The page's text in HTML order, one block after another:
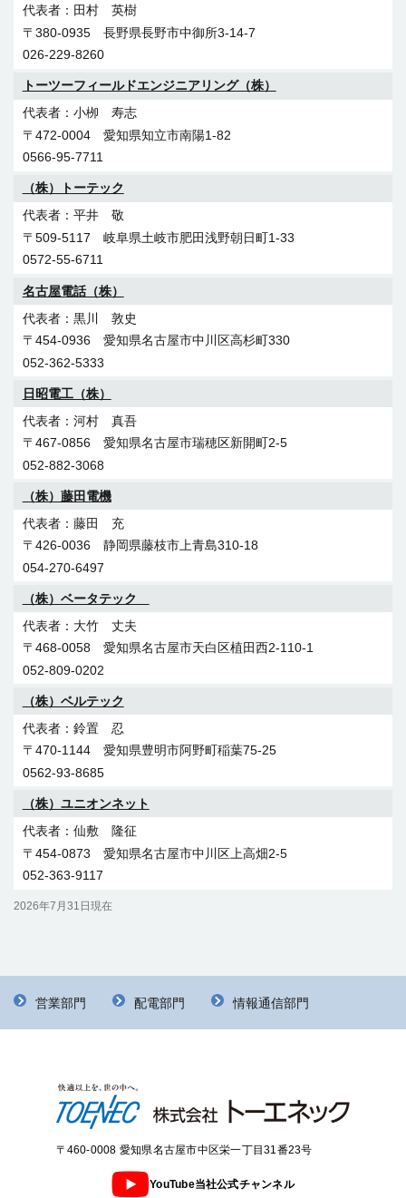
田村 英樹
〒380-0935 長野県長野市中御所3-14-7
026-229-8260
トーツーフィールドエンジニアリング（株）
小栁 寿志
〒472-0004 愛知県知立市南陽1-82
0566-95-7711
（株）トーテック
平井 敬
〒509-5117 岐阜県土岐市肥田浅野朝日町1-33
0572-55-6711
名古屋電話（株）
黒川 敦史
〒454-0936 愛知県名古屋市中川区高杉町330
052-362-5333
日昭電工（株）
河村 真吾
〒467-0856 愛知県名古屋市瑞穂区新開町2-5
052-882-3068
（株）藤田電機
藤田 充
〒426-0036 静岡県藤枝市上青島310-18
054-270-6497
（株）ベータテック
大竹 丈夫
〒468-0058 愛知県名古屋市天白区植田西2-110-1
052-809-0202
（株）ベルテック
鈴置 忍
〒470-1144 愛知県豊明市阿野町稲葉75-25
0562-93-8685
（株）ユニオンネット
仙敷 隆征
〒454-0873 愛知県名古屋市中川区上高畑2-5
052-363-9117
2026年7月31日現在
服部 信彦
〒502-0843 岐阜県岐阜市早田東町6-28
058-231-6212
極東電信工事（株）
吉村 徳幸
（株）エヌアイティ
野口 達弘
〒563-0033 大阪府池田市住吉2-12-16
石井 亮
〒421-0217 静岡県焼津市上泉1810
坂口 慎也
〒458-0801 愛知県名古屋市緑区鳴海町字母呂後185
長尾 茂治
〒501-6002 岐阜県羽島郡岐南町三宅1-201
熊本 直樹
〒506-0055 岐阜県高山市上岡本町5-579
営業部門 配電部門 情報通信部門
〒460-0008 愛知県名古屋市中区栄一丁目31番23号
YouTube当社公式チャンネル